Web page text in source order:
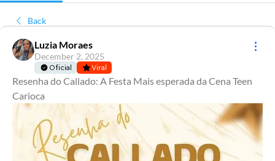
Back
Luzia Moraes
December 2, 2025
Oficial Viral
Resenha do Callado: A Festa Mais esperada da Cena Teen
Carioca